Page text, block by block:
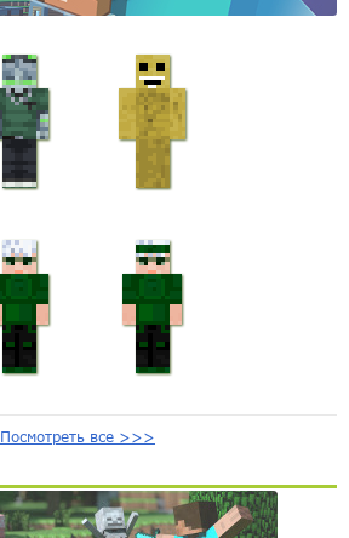
Посмотреть все >>>